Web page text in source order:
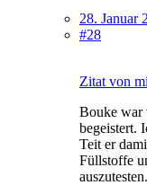
28. Januar
#28
Zitat von
Bouke war
begeistert.
Teit er
Füllstoffe
auszutesten.